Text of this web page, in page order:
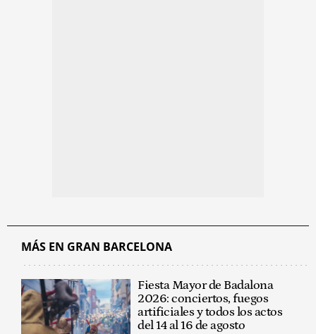
MÁS EN GRAN BARCELONA
Fiesta Mayor de Badalona
2026: conciertos, fuegos
artificiales y todos los actos
del 14 al 16 de agosto